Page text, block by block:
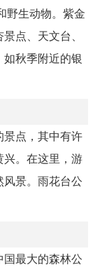
野生动物。紫金
点、天文台、
秋季附近的银
点，其中有许
。在这里，游
景。雨花台公
最大的森林公